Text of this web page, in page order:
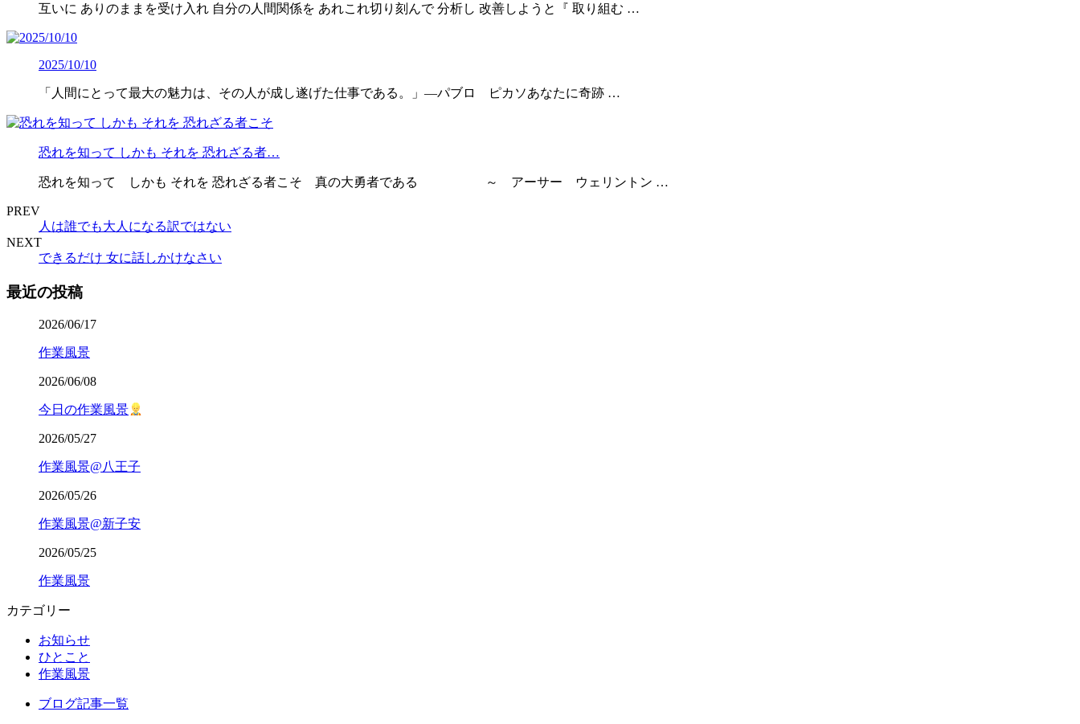
互いに ありのままを受け入れ 自分の人間関係を あれこれ切り刻んで 分析し 改善しようと『 取り組む …
2025/10/10
「人間にとって最大の魅力は、その人が成し遂げた仕事である。」—パブロ ピカソあなたに奇跡 …
恐れを知って しかも それを 恐れざる者…
恐れを知って しかも それを 恐れざる者こそ 真の大勇者である ～ アーサー ウェリントン …
PREV
人は誰でも大人になる訳ではない
NEXT
できるだけ 女に話しかけなさい
最近の投稿
2026/06/17
作業風景
2026/06/08
今日の作業風景
2026/05/27
作業風景@八王子
2026/05/26
作業風景@新子安
2026/05/25
作業風景
カテゴリー
お知らせ
ひとこと
作業風景
ブログ記事一覧